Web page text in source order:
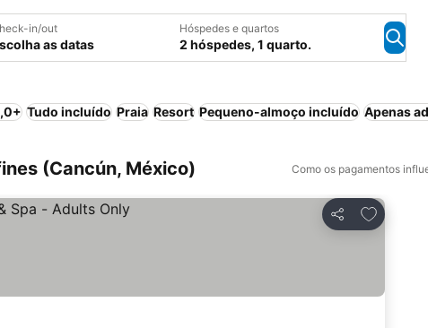
in/out
as datas
Hóspedes e quartos
2 hóspedes, 1 quarto.
Tudo incluído Praia Resort Pequeno-almoço incluído Apenas
(Cancún, México) Como os pagamentos
Partilhar
Adicionar